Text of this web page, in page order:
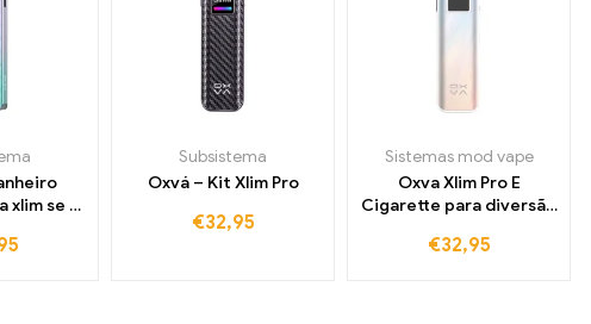
xlim se 2
Subsistema
Oxvá – Kit Xlim Pro
€32,95
Sistemas mod vape
Oxva Xlim Pro E
Cigarette para diversão
€32,95